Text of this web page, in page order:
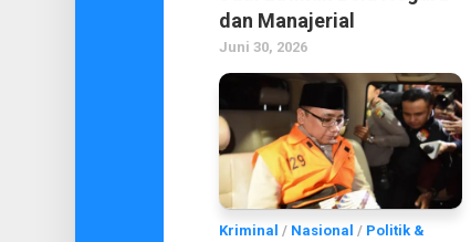
dan Manajerial
Juni 30, 2026
Kriminal / Nasional / Politik &